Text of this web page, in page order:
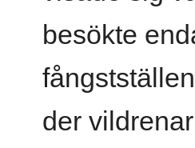
besökte
der